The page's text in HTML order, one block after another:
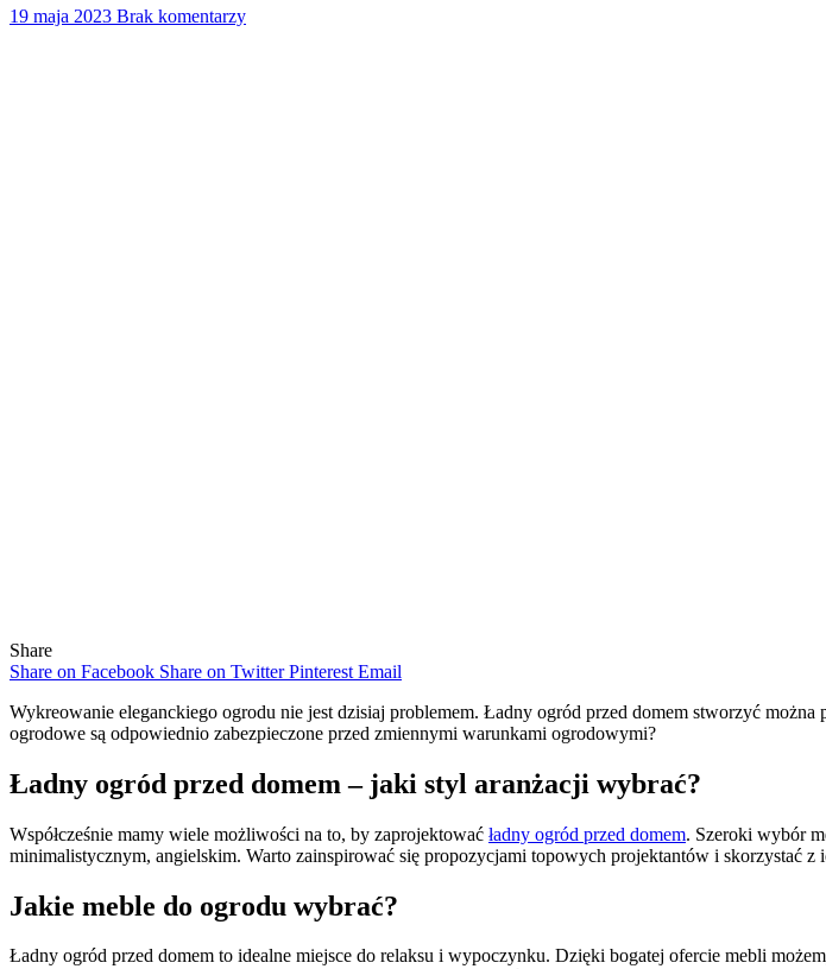
19 maja 2023 Brak komentarzy
Share
Share on Facebook Share on Twitter Pinterest Email
Wykreowanie eleganckiego ogrodu nie jest dzisiaj problemem. Ładny ogród przed domem stworzyć
ogrodowe są odpowiednio zabezpieczone przed zmiennymi warunkami ogrodowymi?
Ładny ogród przed domem – jaki styl aranżacji wybrać?
Współcześnie mamy wiele możliwości na to, by zaprojektować ładny ogród przed domem. Szeroki wybór
minimalistycznym, angielskim. Warto zainspirować się propozycjami topowych projektantów i skorzystać z
Jakie meble do ogrodu wybrać?
Ładny ogród przed domem to idealne miejsce do relaksu i wypoczynku. Dzięki bogatej ofercie mebli